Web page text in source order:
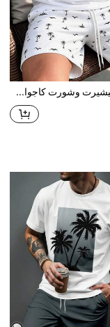
طقم تيشيرت وشورت كاجوال بياقة مستديرة للرجال في الصيف